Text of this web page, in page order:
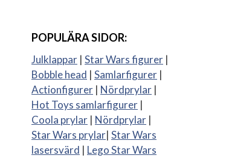
POPULÄRA SIDOR:
Julklappar | Star Wars figurer |
Bobble head | Samlarfigurer |
Actionfigurer | Nördprylar |
Hot Toys samlarfigurer |
Coola prylar | Nördprylar |
Star Wars prylar| Star Wars
lasersvärd | Lego Star Wars